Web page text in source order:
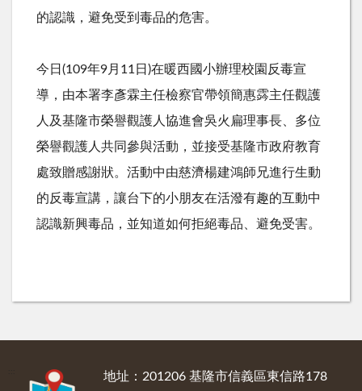
的認識，避免受到毒品的危害。
今日(109年9月11日)在暖西國小辦理校園反毒宣
導，由本署李彥霖主任檢察官帶領簡惠霠主任觀護
人及基隆市榮譽觀護人協進會吳火扁理事長、多位
榮譽觀護人共同參與活動，並接受基隆市政府教育
處致贈感謝狀。活動中由慈濟楊建鴻師兄進行生動
的反毒宣講，讓台下的小朋友在活潑有趣的互動中
認識新興毒品，並知道如何拒絕毒品、避免受害。
地址：201206 基隆市信義區東信路178